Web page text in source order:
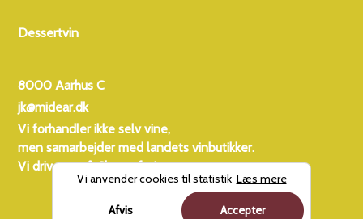
Dessertvin
8000 Aarhus C
jk@midear.dk
Vi forhandler ikke selv vine,
men samarbejder med landets vinbutikker.
Vi driver også Charterferien
Vi anvender cookies til statistik Læs mere
Afvis Accepter